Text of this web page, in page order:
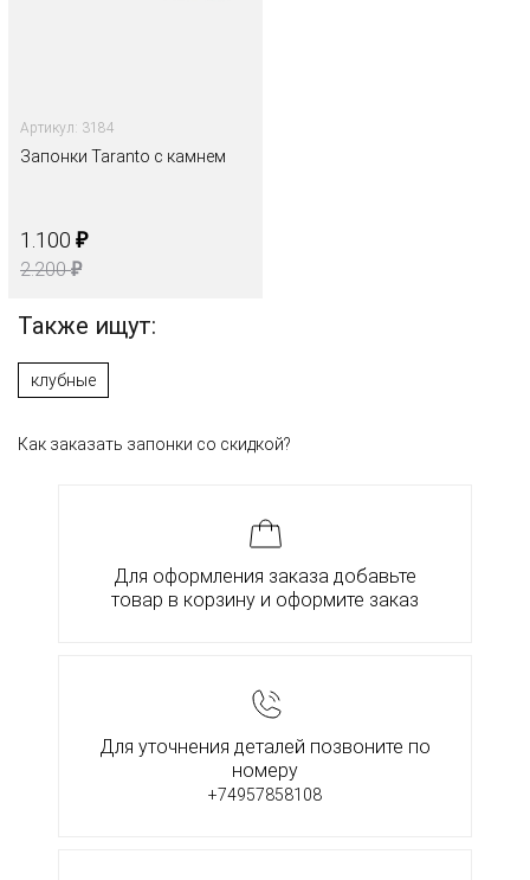
Артикул: 3184
Запонки Taranto с камнем
1.100 ₽
2.200₽
Также ищут:
клубные
Как заказать запонки со скидкой?
Для оформления заказа добавьте
товар в корзину и оформите заказ
Для уточнения деталей позвоните по
номеру
+74957858108